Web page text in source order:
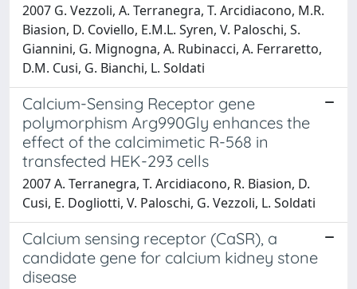
2007 G. Vezzoli, A. Terranegra, T. Arcidiacono, M.R.
Biasion, D. Coviello, E.M.L. Syren, V. Paloschi, S.
Giannini, G. Mignogna, A. Rubinacci, A. Ferraretto,
D.M. Cusi, G. Bianchi, L. Soldati
Calcium-Sensing Receptor gene
polymorphism Arg990Gly enhances the
effect of the calcimimetic R-568 in
transfected HEK-293 cells
2007 A. Terranegra, T. Arcidiacono, R. Biasion, D.
Cusi, E. Dogliotti, V. Paloschi, G. Vezzoli, L. Soldati
Calcium sensing receptor (CaSR), a
candidate gene for calcium kidney stone
disease